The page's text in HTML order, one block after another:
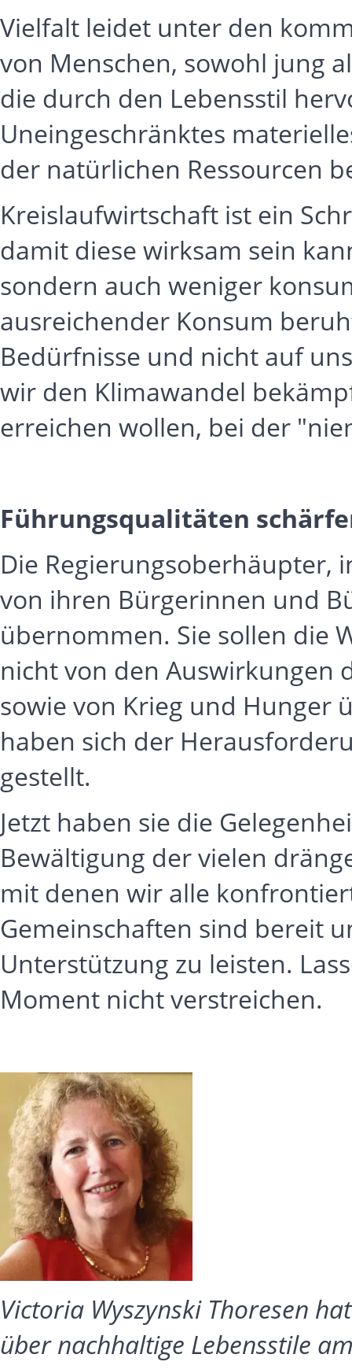
Vielfalt leidet unter den
von Menschen, sowohl jung
die durch den Lebensstil
Uneingeschränktes
der natürlichen Ressourcen
Kreislaufwirtschaft ist ein
damit diese wirksam sein
sondern auch weniger
ausreichender Konsum
Bedürfnisse und nicht auf
wir den Klimawandel
erreichen wollen, bei der
Führungsqualitäten
Die Regierungsoberhäupter,
von ihren Bürgerinnen und
übernommen. Sie sollen die
nicht von den Auswirkungen
sowie von Krieg und Hunger
haben sich der
gestellt.
Jetzt haben sie die
Bewältigung der vielen
mit denen wir alle
Gemeinschaften sind bereit
Unterstützung zu leisten.
Moment nicht verstreichen.
Victoria Wyszynski Thoresen
über nachhaltige Lebensstile